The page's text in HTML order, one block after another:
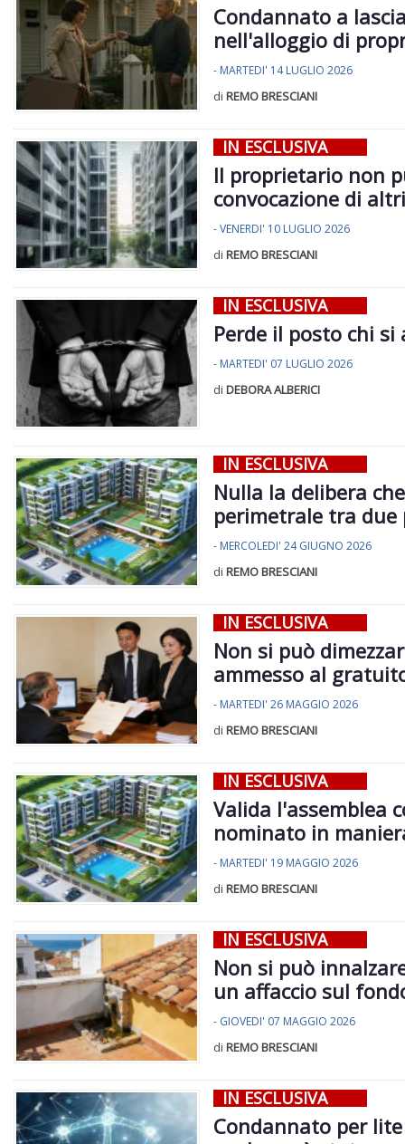
Condannato a
nell'alloggio di
- MARTEDI' 14 LUGLIO 2026
di REMO BRESCIANI
IN ESCLUSIVA
Il proprietario non
convocazione di
- VENERDI' 10 LUGLIO 2026
di REMO BRESCIANI
IN ESCLUSIVA
Perde il posto chi
- MARTEDI' 07 LUGLIO 2026
di DEBORA ALBERICI
IN ESCLUSIVA
Nulla la delibera
perimetrale tra due
- MERCOLEDI' 24 GIUGNO 2026
di REMO BRESCIANI
IN ESCLUSIVA
Non si può
ammesso al
- MARTEDI' 26 MAGGIO 2026
di REMO BRESCIANI
IN ESCLUSIVA
Valida l'assemblea
nominato in
- MARTEDI' 19 MAGGIO 2026
di REMO BRESCIANI
IN ESCLUSIVA
Non si può
un affaccio sul
- GIOVEDI' 07 MAGGIO 2026
di REMO BRESCIANI
IN ESCLUSIVA
Condannato per